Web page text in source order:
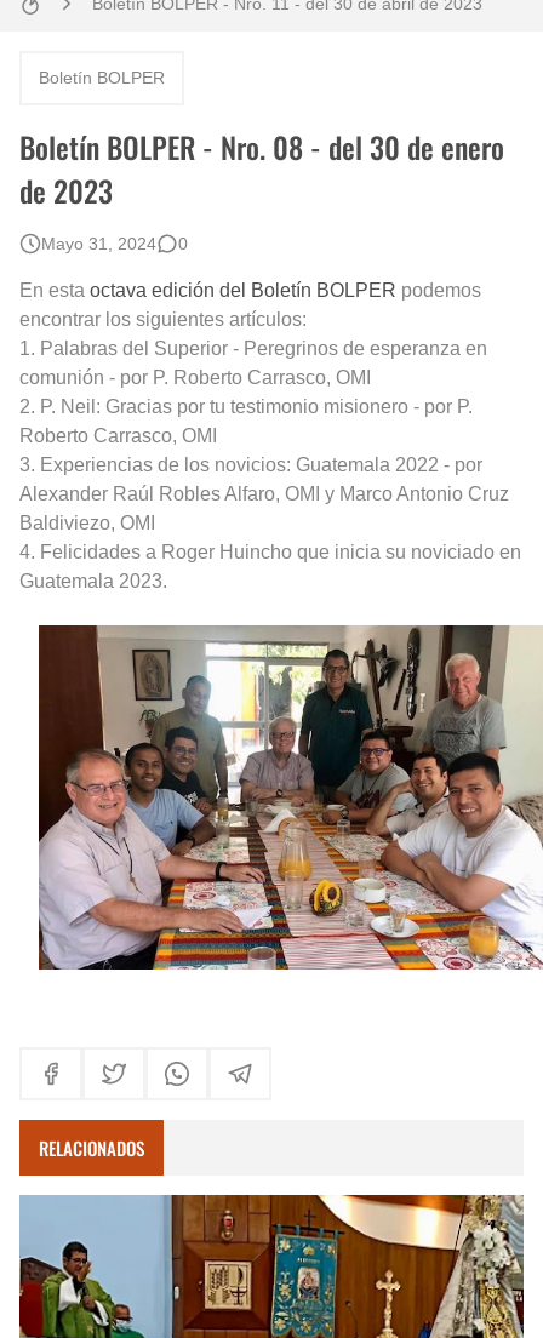
Boletín BOLPER - Nro. 12 - del 30 de mayo de 2023
Boletín BOLPER
Boletín BOLPER - Nro. 08 - del 30 de enero
de 2023
Mayo 31, 2024 0
En esta octava edición del Boletín BOLPER podemos
encontrar los siguientes artículos:
1. Palabras del Superior - Peregrinos de esperanza en
comunión - por P. Roberto Carrasco, OMI
2. P. Neil: Gracias por tu testimonio misionero - por P.
Roberto Carrasco, OMI
3. Experiencias de los novicios: Guatemala 2022 - por
Alexander Raúl Robles Alfaro, OMI y Marco Antonio Cruz
Baldiviezo, OMI
4. Felicidades a Roger Huincho que inicia su noviciado en
Guatemala 2023.
RELACIONADOS